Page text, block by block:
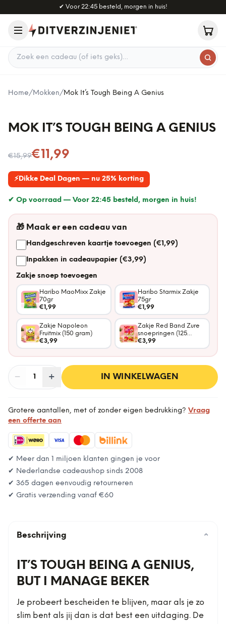
Naar hoofdinhoud
✔ Voor 22:45 besteld, morgen in huis!
Zoek een cadeau
Home/Mokken/Mok It’s Tough Being A Genius
MOK IT’S TOUGH BEING A GENIUS
€15,99
Nu voor
€11,99
⚡Dikke Deal Dagen — nu 25% korting
✔ Op voorraad — Voor 22:45 besteld, morgen in huis!
🎁 Maak er een cadeau van
Handgeschreven kaartje toevoegen (€1,99)
Inpakken in cadeaupapier (€3,99)
Zakje snoep toevoegen
Haribo MaoMixx Zakje
70gr
€1,99
Haribo Starmix Zakje
75gr
€1,99
Zakje Napoleon
Fruitmix (150 gram)
€3,99
Zakje Red Band Zure
snoepringen (125
gram)
€3,99
− Aantal
1 + IN WINKELWAGEN
Grotere aantallen, met of zonder eigen bedrukking? Vraag
een offerte aan
✔ Meer dan 1 miljoen klanten gingen je voor
✔ Nederlandse cadeaushop sinds 2008
✔ 365 dagen eenvoudig retourneren
✔ Gratis verzending vanaf €60
Beschrijving ⌄
IT’S TOUGH BEING A GENIUS,
BUT I MANAGE BEKER
Je probeert bescheiden te blijven, maar als je zo
slim bent als jij dan is dat best een uitdaging. De